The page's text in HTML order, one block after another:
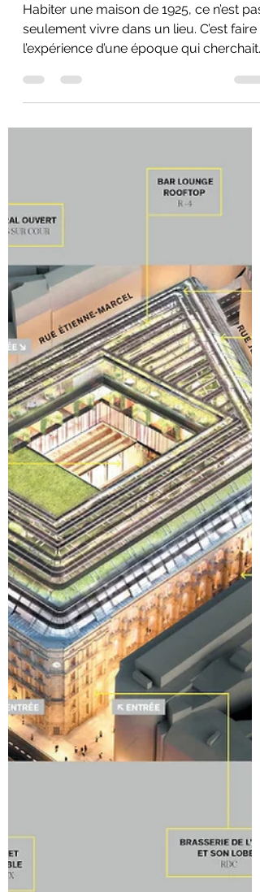
Habiter une maison de 1925, ce n’est pas
seulement vivre dans un lieu. C’est faire
l’expérience d’une époque qui cherchait
déco, se dessine une modernité
maîtrisée — et peut-être, déjà, une
réponse à nos propres incertitudes.